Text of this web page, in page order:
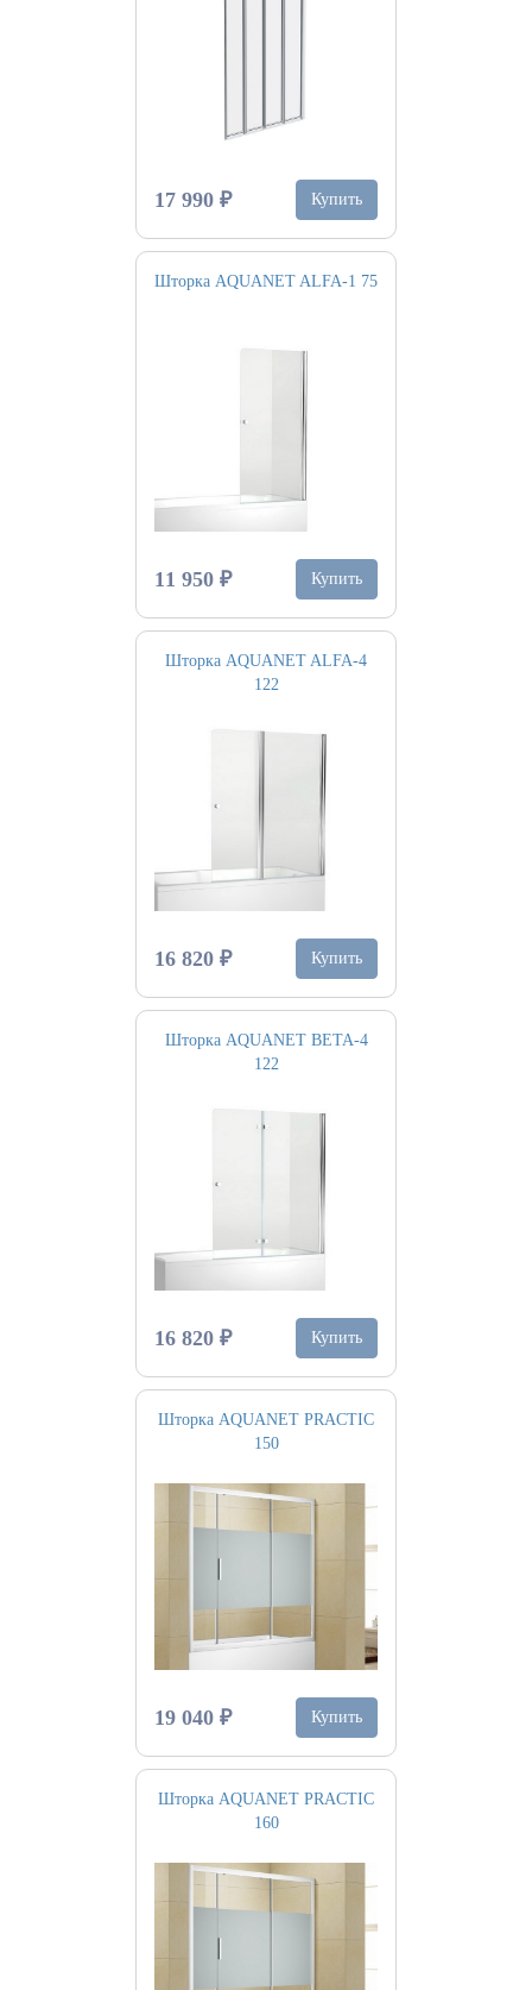
17 990 ₽ Купить
Шторка AQUANET ALFA-1 75
11 950 ₽ Купить
Шторка AQUANET ALFA-4
122
16 820 ₽ Купить
Шторка AQUANET BETA-4
122
16 820 ₽ Купить
Шторка AQUANET PRACTIC
150
19 040 ₽ Купить
Шторка AQUANET PRACTIC
160